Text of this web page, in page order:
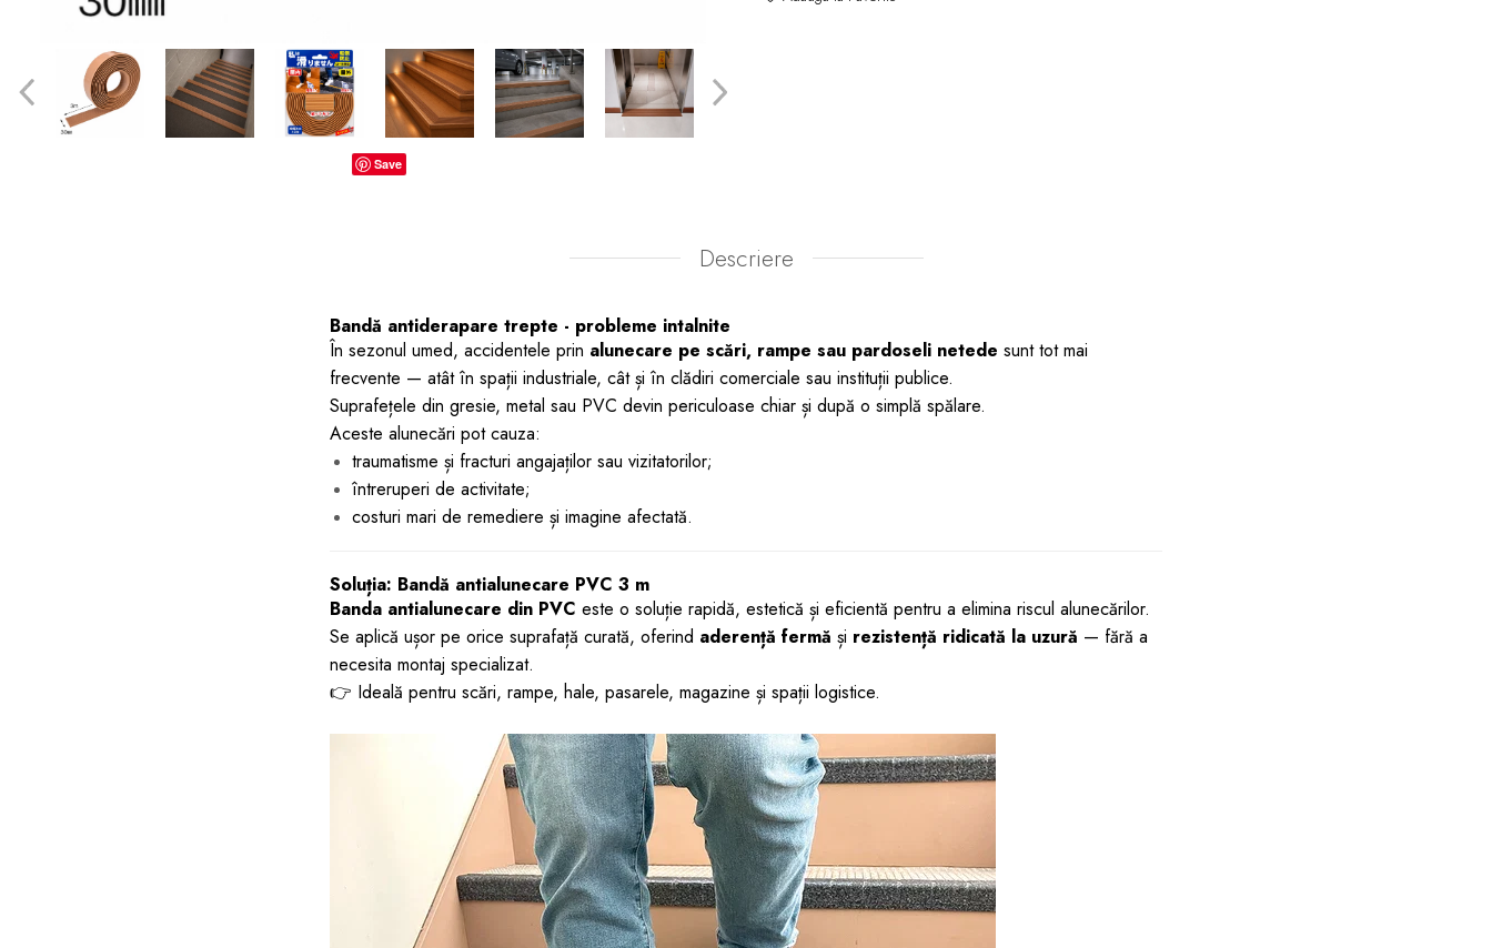
dopuri de urechi
Produse îngrijire copii
Igiena copii
Save
Descriere
Bandă antiderapare trepte - probleme intalnite
În sezonul umed, accidentele prin alunecare pe scări, rampe sau pardoseli netede sunt tot mai
frecvente — atât în spații industriale, cât și în clădiri comerciale sau instituții publice.
Suprafețele din gresie, metal sau PVC devin periculoase chiar și după o simplă spălare.
Aceste alunecări pot cauza:
traumatisme și fracturi angajaților sau vizitatorilor;
întreruperi de activitate;
costuri mari de remediere și imagine afectată.
Soluția: Bandă antialunecare PVC 3 m
Banda antialunecare din PVC este o soluție rapidă, estetică și eficientă pentru a elimina riscul alunecărilor.
Se aplică ușor pe orice suprafață curată, oferind aderență fermă și rezistență ridicată la uzură — fără a
necesita montaj specializat.
👉 Ideală pentru scări, rampe, hale, pasarele, magazine și spații logistice.